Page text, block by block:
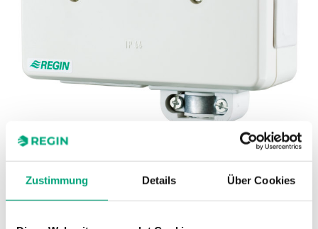
Zustimmung Details Über Cookies
X1178 – Spannungsschnittstelle für